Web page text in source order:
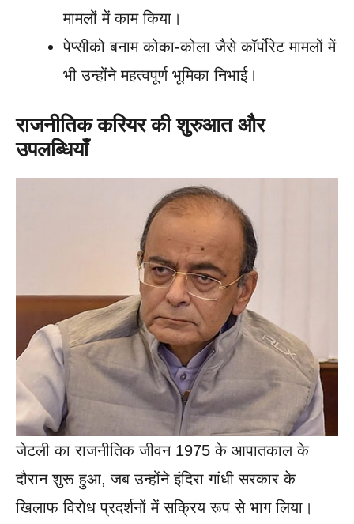
मामलों में काम किया।
पेप्सीको बनाम कोका-कोला जैसे कॉर्पोरेट मामलों में
भी उन्होंने महत्वपूर्ण भूमिका निभाई।
राजनीतिक करियर की शुरुआत और
उपलब्धियाँ
जेटली का राजनीतिक जीवन 1975 के आपातकाल के
दौरान शुरू हुआ, जब उन्होंने इंदिरा गांधी सरकार के
खिलाफ विरोध प्रदर्शनों में सक्रिय रूप से भाग लिया।